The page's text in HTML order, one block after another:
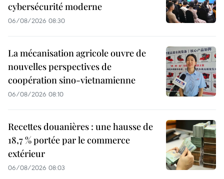
cybersécurité moderne
06/08/2026 08:30
La mécanisation agricole ouvre de
nouvelles perspectives de
coopération sino-vietnamienne
06/08/2026 08:10
Recettes douanières : une hausse de
18,7 % portée par le commerce
extérieur
06/08/2026 08:03